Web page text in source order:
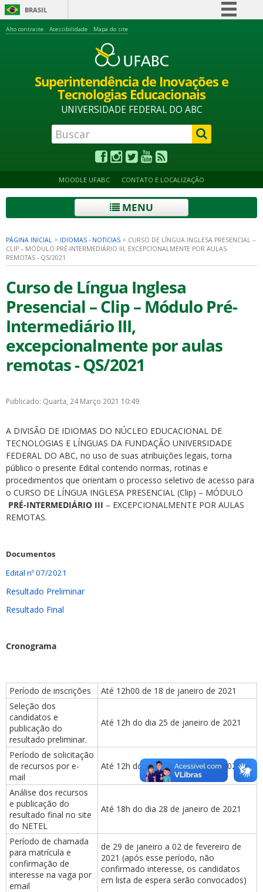
BRASIL
Acesso à informação
Legislação
Canais
Alto contraste Acessibilidade Mapa do site
Superintendência de Inovações e
Tecnologias Educacionais
UNIVERSIDADE FEDERAL DO ABC
MOODLE UFABC CONTATO E LOCALIZAÇÃO
MENU
PÁGINA INICIAL > IDIOMAS - NOTICIAS > CURSO DE LÍNGUA INGLESA PRESENCIAL –
CLIP – MÓDULO PRÉ-INTERMEDIÁRIO III, EXCEPCIONALMENTE POR AULAS
REMOTAS - QS/2021
Curso de Língua Inglesa
Presencial – Clip – Módulo Pré-
Intermediário III,
excepcionalmente por aulas
remotas - QS/2021
Publicado: Quarta, 24 Março 2021 10:49
A DIVISÃO DE IDIOMAS DO NÚCLEO EDUCACIONAL DE
TECNOLOGIAS E LÍNGUAS DA FUNDAÇÃO UNIVERSIDADE
FEDERAL DO ABC, no uso de suas atribuições legais, torna
público o presente Edital contendo normas, rotinas e
procedimentos que orientam o processo seletivo de acesso para
o CURSO DE LÍNGUA INGLESA PRESENCIAL (Clip) – MÓDULO
PRÉ-INTERMEDIÁRIO III – EXCEPCIONALMENTE POR AULAS
REMOTAS.
Documentos
Edital nº 07/2021
Resultado Preliminar
Resultado Final
Cronograma
Período de inscrições
Até 12h00 de 18 de janeiro de 2021
Seleção dos
candidatos e
publicação do
resultado preliminar.
Até 12h do dia 25 de janeiro de 2021
Período de solicitação
de recursos por e-
mail
Até 12h do dia 26 de janeiro de 2021
Análise dos recursos
e publicação do
resultado final no site
do NETEL
Até 18h do dia 28 de janeiro de 2021
Período de chamada
para matrícula e
confirmação de
interesse na vaga por
email
de 29 de janeiro a 02 de fevereiro de
2021 (após esse período, não
confirmado interesse, os candidatos
em lista de espera serão convocados)